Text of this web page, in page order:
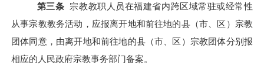
第三条 宗教教职人员在福建省内跨区域常驻或经常性
从事宗教教务活动，应报离开地和前往地的县（市、区）宗教
团体同意，由离开地和前往地的县（市、区）宗教团体分别报
相应的 人民政府宗教事务部门备案。